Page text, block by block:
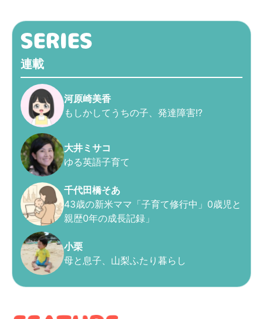
連載
河原崎美香
もしかしてうちの子、発達障害!?
大井ミサコ
ゆる英語子育て
千代田橋そあ
43歳の新米ママ「子育て修行中」0歳児と
親歴0年の成長記録」
小栗
母と息子、山梨ふたり暮らし